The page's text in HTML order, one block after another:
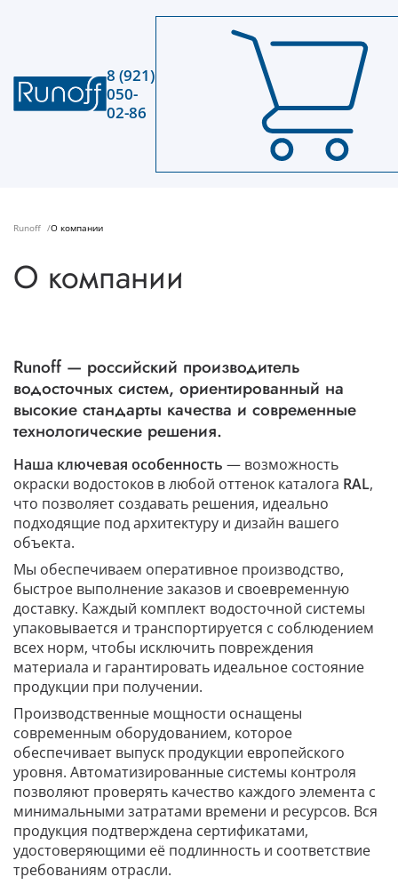
8 (921)
050-
02-86
Runoff О компании
О компании
Runoff — российский производитель
водосточных систем, ориентированный на
высокие стандарты качества и современные
технологические решения.
Наша ключевая особенность — возможность
окраски водостоков в любой оттенок каталога RAL,
что позволяет создавать решения, идеально
подходящие под архитектуру и дизайн вашего
объекта.
Мы обеспечиваем оперативное производство,
быстрое выполнение заказов и своевременную
доставку. Каждый комплект водосточной системы
упаковывается и транспортируется с соблюдением
всех норм, чтобы исключить повреждения
материала и гарантировать идеальное состояние
продукции при получении.
Производственные мощности оснащены
современным оборудованием, которое
обеспечивает выпуск продукции европейского
уровня. Автоматизированные системы контроля
позволяют проверять качество каждого элемента с
минимальными затратами времени и ресурсов. Вся
продукция подтверждена сертификатами,
удостоверяющими её подлинность и соответствие
требованиям отрасли.